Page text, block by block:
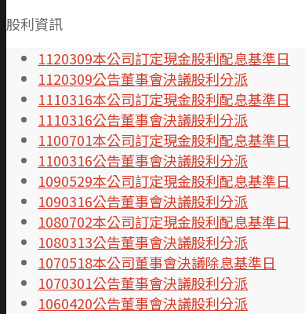
股利資訊
1120309本公司訂定現金股利配息基準日
1120309公告董事會決議股利分派
1110316本公司訂定現金股利配息基準日
1110316公告董事會決議股利分派
1100701本公司訂定現金股利配息基準日
1100316公告董事會決議股利分派
1090529本公司訂定現金股利配息基準日
1090316公告董事會決議股利分派
1080702本公司訂定現金股利配息基準日
1080313公告董事會決議股利分派
1070518本公司董事會決議除息基準日
1070301公告董事會決議股利分派
1060420公告董事會決議股利分派